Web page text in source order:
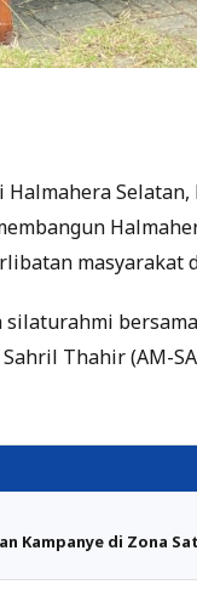
Halmahera
masyarakat
Thahir (AM-
Kampanye di Zona